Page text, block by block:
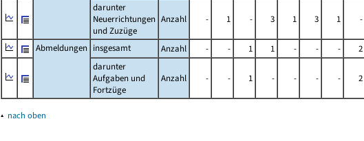
darunter
Neuerrichtungen
und Zuzüge
Anzahl - 1 - 3 1 3 1 -
Abmeldungen insgesamt Anzahl - - 1 1 - - - 2
darunter
Aufgaben und
Fortzüge
Anzahl - - 1 - - - - 2
▴ nach oben